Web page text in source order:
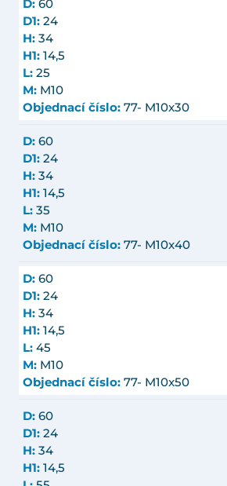
D: 60
D1: 24
H: 34
H1: 14,5
L: 25
M: M10
Objednací číslo: 77- M10x30
D: 60
D1: 24
H: 34
H1: 14,5
L: 35
M: M10
Objednací číslo: 77- M10x40
D: 60
D1: 24
H: 34
H1: 14,5
L: 45
M: M10
Objednací číslo: 77- M10x50
D: 60
D1: 24
H: 34
H1: 14,5